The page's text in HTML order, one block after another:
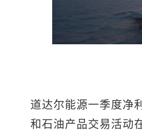
道达尔能源一季度净
和石油产品交易活动